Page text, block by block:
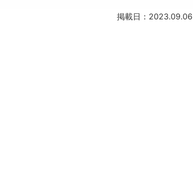
掲載日：2023.09.06